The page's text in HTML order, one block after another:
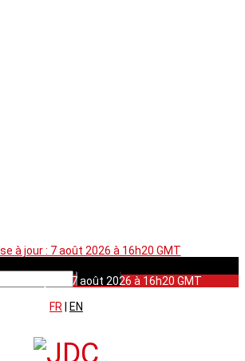
à jour : 7 août 2026 à 16h20 GMT
Mise à jour : 7 août 2026 à 16h20 GMT
FR
EN